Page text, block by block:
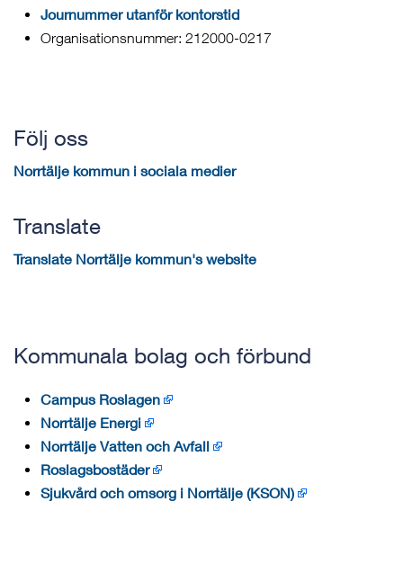
Journummer utanför kontorstid
Organisationsnummer: 212000-0217
Följ oss
Norrtälje kommun i sociala medier
Translate
Translate Norrtälje kommun's website
Kommunala bolag och förbund
Campus Roslagen
Norrtälje Energi
Norrtälje Vatten och Avfall
Roslagsbostäder
Sjukvård och omsorg i Norrtälje (KSON)